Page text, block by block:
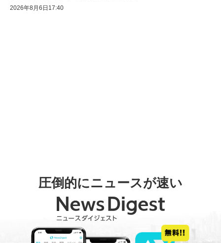
2026年8月6日17:40
圧倒的にニュースが速い